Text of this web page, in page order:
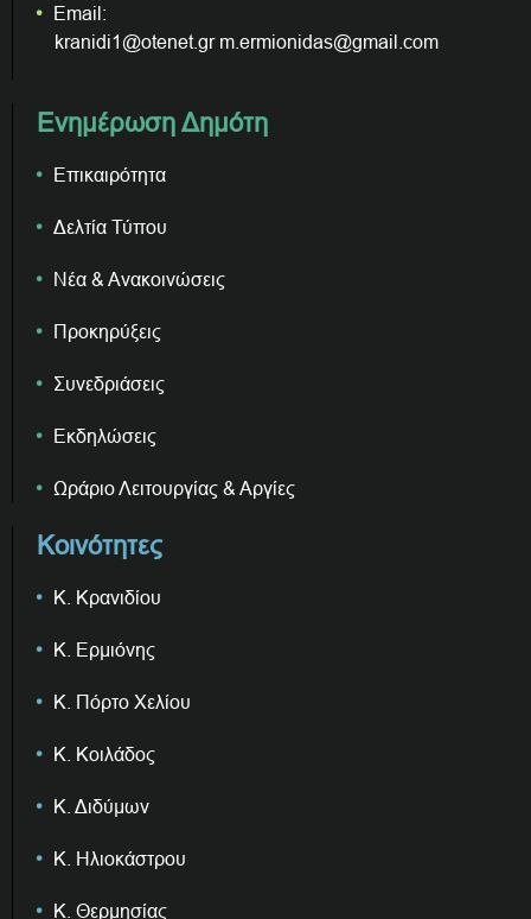
Email:
kranidi1@otenet.gr m.ermionidas@gmail.com
Ενημέρωση Δημότη
Επικαιρότητα
Δελτία Τύπου
Νέα & Ανακοινώσεις
Προκηρύξεις
Συνεδριάσεις
Εκδηλώσεις
Ωράριο Λειτουργίας & Αργίες
Κοινότητες
Κ. Κρανιδίου
Κ. Ερμιόνης
Κ. Πόρτο Χελίου
Κ. Κοιλάδος
Κ. Διδύμων
Κ. Ηλιοκάστρου
Κ. Θερμησίας